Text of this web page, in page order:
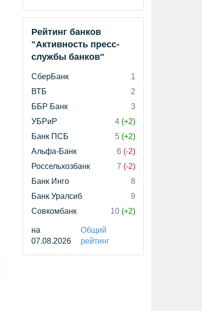
Рейтинг банков
"Активность пресс-
службы банков"
СберБанк
1
ВТБ
2
ББР Банк
3
УБРиР
4 (+2)
Банк ПСБ
5 (+2)
Альфа-Банк
6 (-2)
Россельхозбанк
7 (-2)
Банк Инго
8
Банк Уралсиб
9
Совкомбанк
10 (+2)
на
07.08.2026
Общий
рейтинг